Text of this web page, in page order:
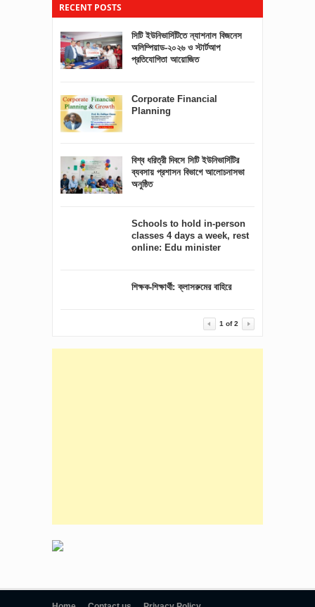
RECENT POSTS
সিটি ইউনিভার্সিটিতে ন্যাশনাল বিজনেস
অলিম্পিয়াড-২০২৬ ও স্টার্টআপ
প্রতিযোগিতা আয়োজিত
Corporate Financial
Planning
বিশ্ব ধরিত্রী দিবসে সিটি ইউনিভার্সিটির
ব্যবসায় প্রশাসন বিভাগে আলোচনাসভা
অনুষ্ঠিত
Schools to hold in-person
classes 4 days a week, rest
online: Edu minister
শিক্ষক-শিক্ষার্থী: ক্লাসরুমের বাহিরে
1 of2